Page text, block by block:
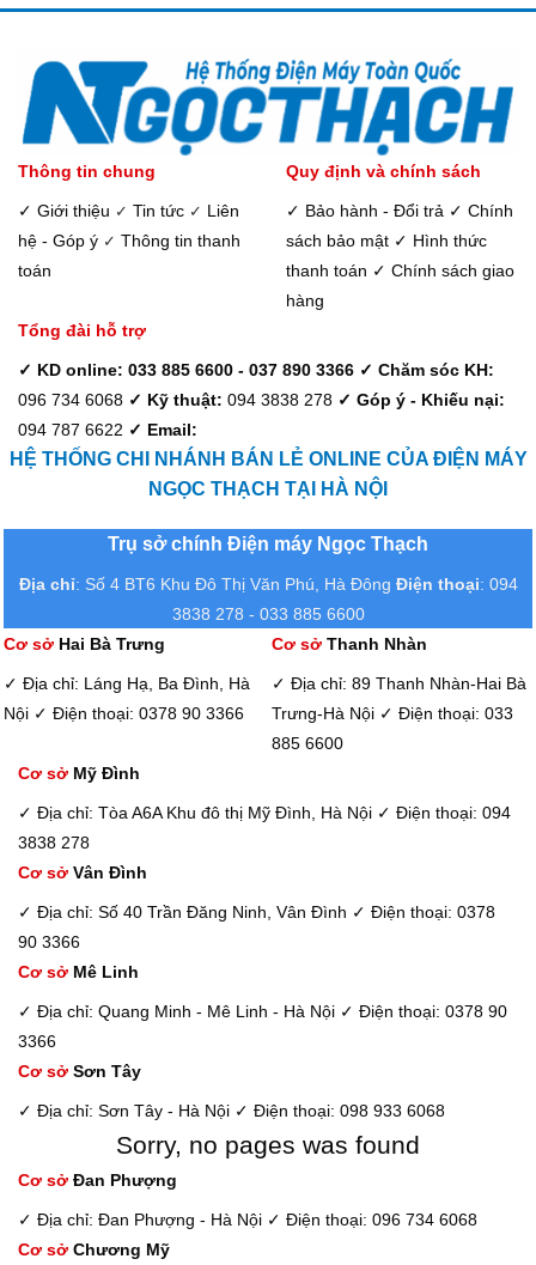
Thông tin chung
✓ Giới thiệu ✓ Tin tức ✓ Liên
hệ - Góp ý ✓ Thông tin thanh
toán
Quy định và chính sách
✓ Bảo hành - Đổi trả ✓ Chính
sách bảo mật ✓ Hình thức
thanh toán ✓ Chính sách giao
hàng
Tổng đài hỗ trợ
✓ KD online: 033 885 6600 - 037 890 3366 ✓ Chăm sóc KH:
096 734 6068 ✓ Kỹ thuật: 094 3838 278 ✓ Góp ý - Khiếu nại:
094 787 6622 ✓ Email:
HỆ THỐNG CHI NHÁNH BÁN LẺ ONLINE CỦA ĐIỆN MÁY
NGỌC THẠCH TẠI HÀ NỘI
Trụ sở chính Điện máy Ngọc Thạch
Địa chỉ: Số 4 BT6 Khu Đô Thị Văn Phú, Hà Đông Điện thoại: 094
3838 278 - 033 885 6600
Cơ sởHai Bà Trưng
✓ Địa chỉ: Láng Hạ, Ba Đình, Hà
Nội ✓ Điện thoại: 0378 90 3366
Cơ sởThanh Nhàn
✓ Địa chỉ: 89 Thanh Nhàn-Hai Bà
Trưng-Hà Nội ✓ Điện thoại: 033
885 6600
Cơ sở Mỹ Đình
✓ Địa chỉ: Tòa A6A Khu đô thị Mỹ Đình, Hà Nội ✓ Điện thoại: 094
3838 278
Cơ sở Vân Đình
✓ Địa chỉ: Số 40 Trần Đăng Ninh, Vân Đình ✓ Điện thoại: 0378
90 3366
Cơ sở Mê Linh
✓ Địa chỉ: Quang Minh - Mê Linh - Hà Nội ✓ Điện thoại: 0378 90
3366
Cơ sở Sơn Tây
✓ Địa chỉ: Sơn Tây - Hà Nội ✓ Điện thoại: 098 933 6068
Sorry, no pages was found
Cơ sở Đan Phượng
✓ Địa chỉ: Đan Phượng - Hà Nội ✓ Điện thoại: 096 734 6068
Cơ sở Chương Mỹ